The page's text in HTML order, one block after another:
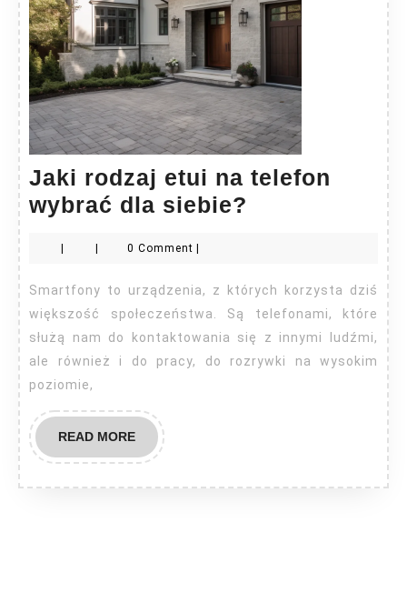
Jaki rodzaj etui na telefon
wybrać dla siebie?
na
telefon
wybrać
dla
| | 0 Comment |
Smartfony to urządzenia, z których korzysta dziś
większość społeczeństwa. Są telefonami, które
służą nam do kontaktowania się z innymi ludźmi,
ale również i do pracy, do rozrywki na wysokim
poziomie,
READ MOREREAD
MORE